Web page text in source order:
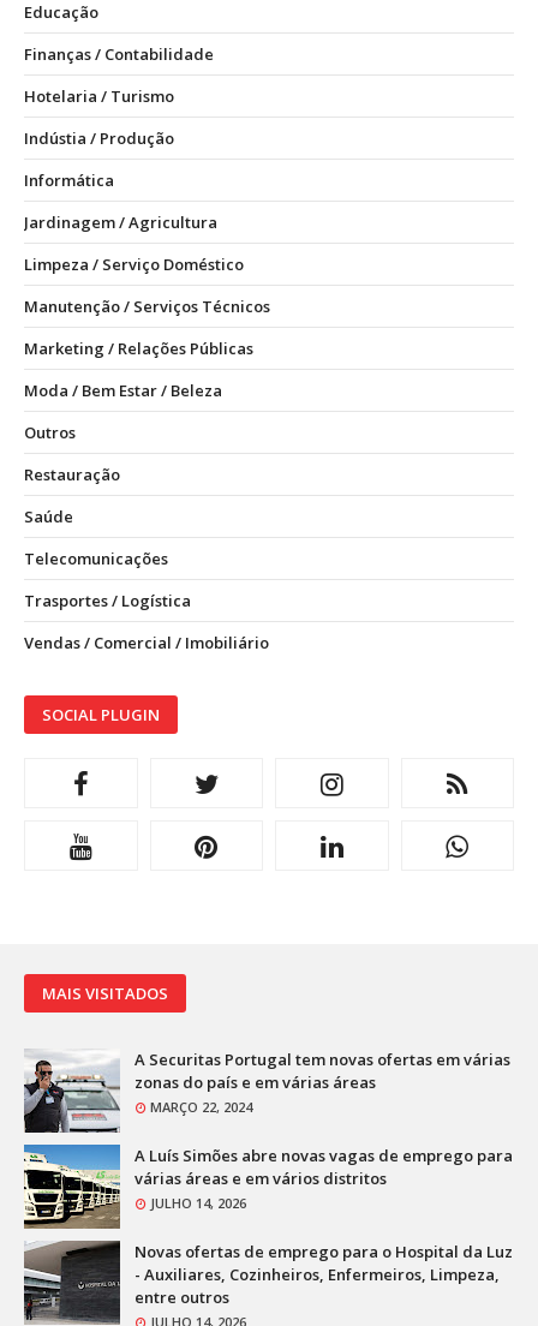
Educação
Finanças / Contabilidade
Hotelaria / Turismo
Indústia / Produção
Informática
Jardinagem / Agricultura
Limpeza / Serviço Doméstico
Manutenção / Serviços Técnicos
Marketing / Relações Públicas
Moda / Bem Estar / Beleza
Outros
Restauração
Saúde
Telecomunicações
Trasportes / Logística
Vendas / Comercial / Imobiliário
SOCIAL PLUGIN
MAIS VISITADOS
A Securitas Portugal tem novas ofertas em várias
zonas do país e em várias áreas
MARÇO 22, 2024
A Luís Simões abre novas vagas de emprego para
várias áreas e em vários distritos
JULHO 14, 2026
Novas ofertas de emprego para o Hospital da Luz
- Auxiliares, Cozinheiros, Enfermeiros, Limpeza,
entre outros
JULHO 14, 2026